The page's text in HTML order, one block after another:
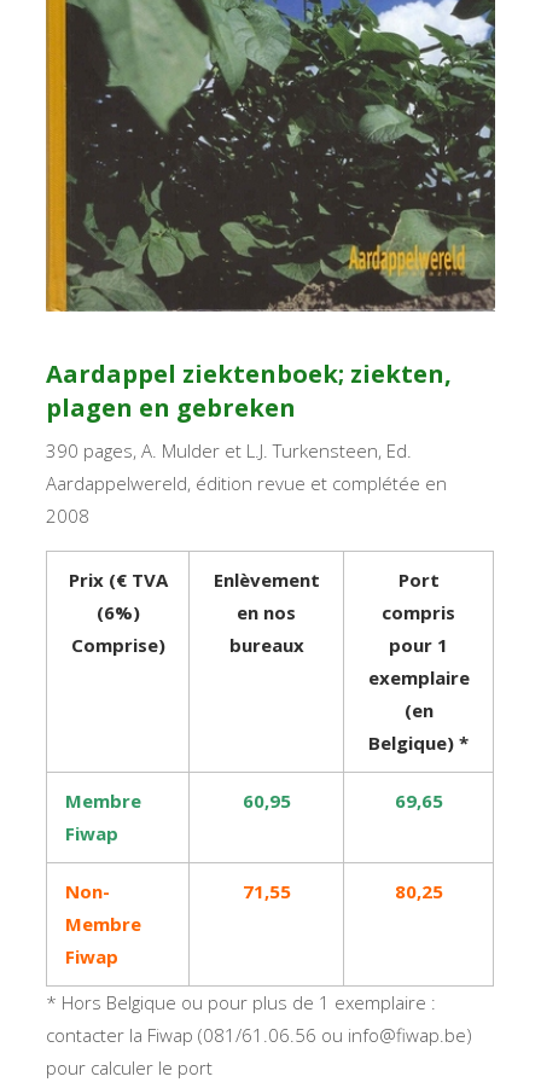
Aardappel ziektenboek; ziekten,
plagen en gebreken
390 pages, A. Mulder et L.J. Turkensteen, Ed.
Aardappelwereld, édition revue et complétée en
2008
Prix (€ TVA
(6%)
Comprise)
Enlèvement
en nos
bureaux
Port
compris
pour 1
exemplaire
(en
Belgique) *
Membre
Fiwap
60,95 69,65
Non-
Membre
Fiwap
71,55 80,25
* Hors Belgique ou pour plus de 1 exemplaire :
contacter la Fiwap (081/61.06.56 ou info@fiwap.be)
pour calculer le port